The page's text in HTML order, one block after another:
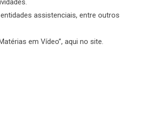
assistenciais, entre outros
em Vídeo”, aqui no site.